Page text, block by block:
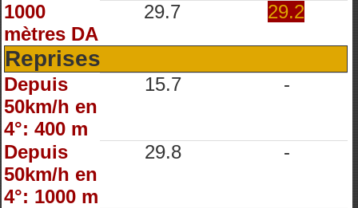
1000
mètres DA
29.7 29.2
Reprises
Depuis
50km/h en
4°: 400 m
15.7 -
Depuis
50km/h en
4°: 1000 m
29.8 -